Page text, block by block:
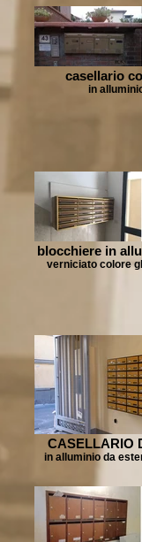
casellario
in
blocchiere in
verniciato colore
CASELLARIO
in alluminio da